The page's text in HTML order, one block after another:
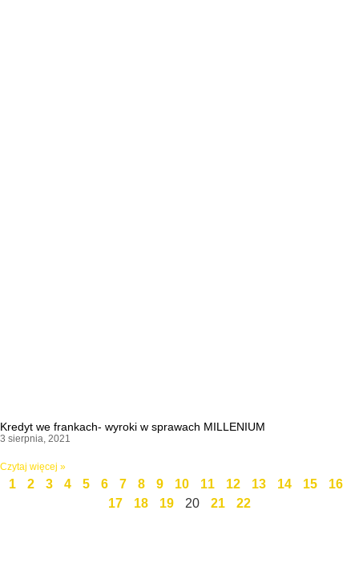
Kredyt we frankach- wyroki w sprawach MILLENIUM
3 sierpnia, 2021
Czytaj więcej »
1 2 3 4 5 6 7 8 9 10 11 12 13 14 15
16
17
18 19 20 21 22